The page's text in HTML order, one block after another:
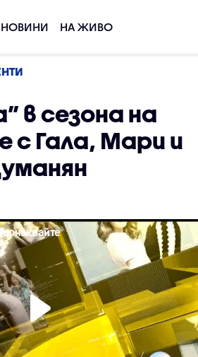
НОВИНИ НА ЖИВО
в сезона на
с Гала, Мари и